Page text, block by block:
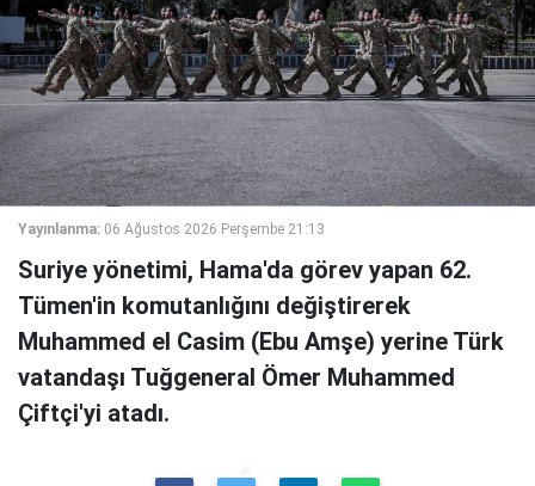
Yayınlanma: 06 Ağustos 2026 Perşembe 21:13
Suriye yönetimi, Hama'da görev yapan 62.
Tümen'in komutanlığını değiştirerek
Muhammed el Casim (Ebu Amşe) yerine Türk
vatandaşı Tuğgeneral Ömer Muhammed
Çiftçi'yi atadı.